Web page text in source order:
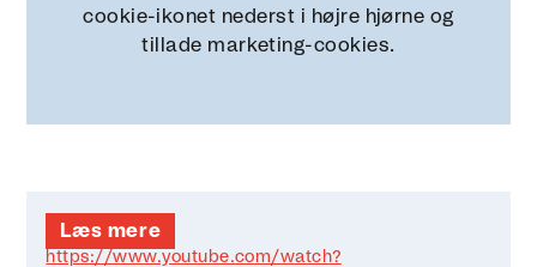
cookie-ikonet nederst i højre hjørne og
tillade marketing-cookies.
Læs mere
https://www.youtube.com/watch?